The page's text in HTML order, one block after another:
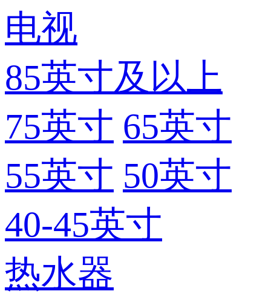
电视
85英寸及以上
75英寸 65英寸
55英寸 50英寸
40-45英寸
热水器